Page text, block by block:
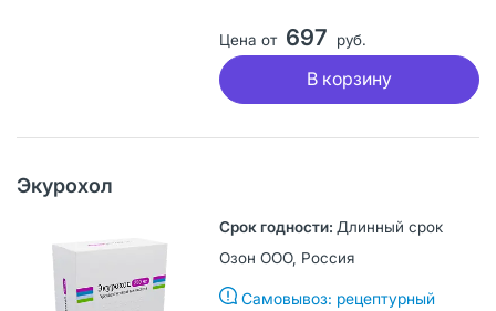
Цена от 697 руб.
В корзину
Экурохол
Длинный срок
Озон ООО, Россия
Самовывоз: рецептурный